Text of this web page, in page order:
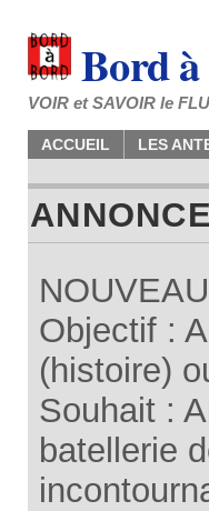
Bord
VOIR et SAVOIR le
ACCUEIL LES
ANNONCE
Objectif :
(histoire)
Souhait :
batellerie